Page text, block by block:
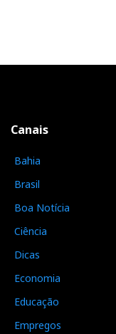
Canais
Bahia
Brasil
Boa Notícia
Ciência
Dicas
Economia
Educação
Empregos